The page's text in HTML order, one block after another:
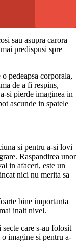
sau asupra carora
predispusi spre
pedeapsa corporala,
de a fi respins,
si pierde imaginea in
ascunde in spatele
si pentru a-si lovi
Raspandirea unor
in afaceri, este un
nici nu merita sa
bine importanta
inalt nivel.
care s-au folosit
imagine si pentru a-